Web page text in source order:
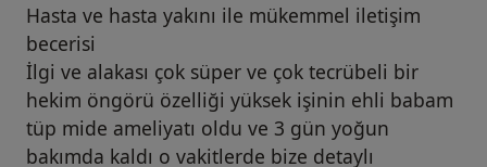
Hasta ve hasta yakını ile mükemmel iletişim
becerisi
İlgi ve alakası çok süper ve çok tecrübeli bir
hekim öngörü özelliği yüksek işinin ehli babam
tüp mide ameliyatı oldu ve 3 gün yoğun
bakımda kaldı o vakitlerde bize detaylı